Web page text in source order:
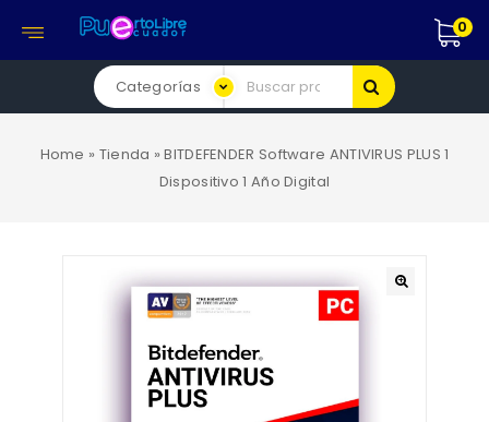
0
Home » Tienda »BITDEFENDER Software ANTIVIRUS PLUS 1
Dispositivo 1 Año Digital